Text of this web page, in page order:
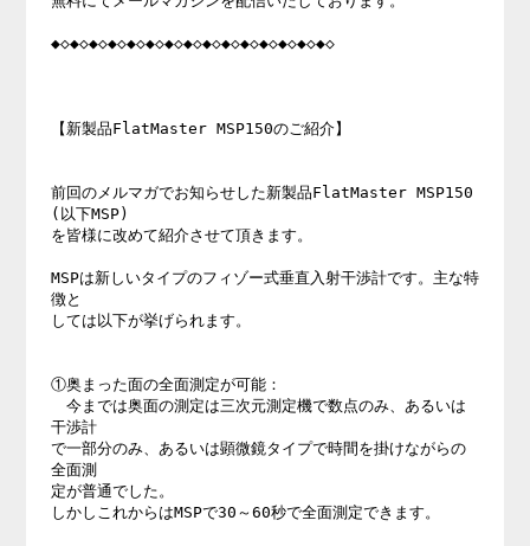
◆◇◆◇◆◇◆◇◆◇◆◇◆◇◆◇◆◇◆◇◆◇◆◇◆◇◆◇◆◇
【新製品FlatMaster MSP150のご紹介】
前回のメルマガでお知らせした新製品FlatMaster MSP150
(以下MSP)
を皆様に改めて紹介させて頂きます。
MSPは新しいタイプのフィゾー式垂直入射干渉計です。主な特
徴と
しては以下が挙げられます。
①奥まった面の全面測定が可能：
今までは奥面の測定は三次元測定機で数点のみ、あるいは
干渉計
で一部分のみ、あるいは顕微鏡タイプで時間を掛けながらの
全面測
定が普通でした。
しかしこれからはMSPで30～60秒で全面測定できます。